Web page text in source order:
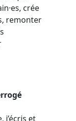
crée
remonter
j’écris et